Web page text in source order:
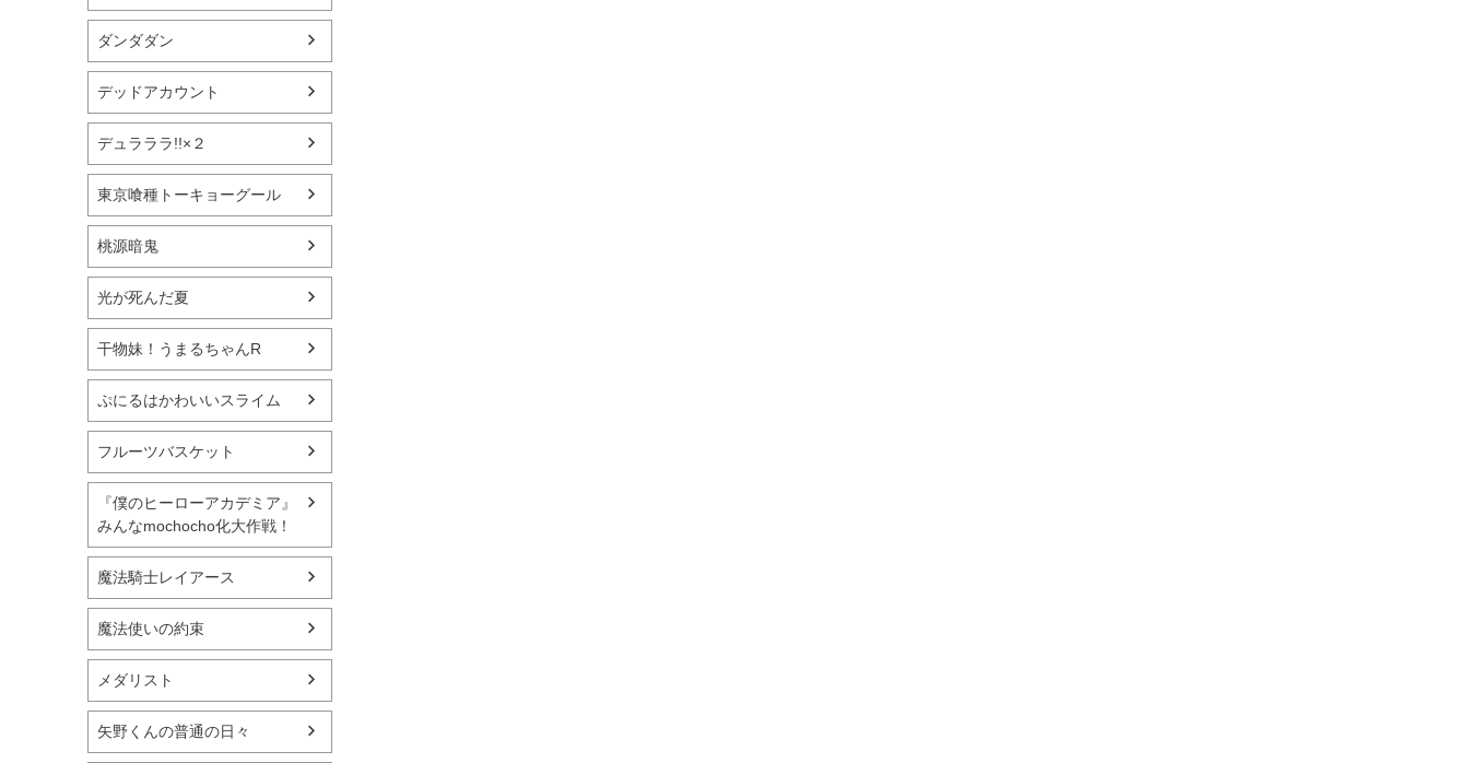
ダンダダン
デッドアカウント
デュラララ!!×２
東京喰種トーキョーグール
桃源暗鬼
光が死んだ夏
干物妹！うまるちゃんR
ぷにるはかわいいスライム
フルーツバスケット
『僕のヒーローアカデミア』
みんなmochocho化大作戦！
魔法騎士レイアース
魔法使いの約束
メダリスト
矢野くんの普通の日々